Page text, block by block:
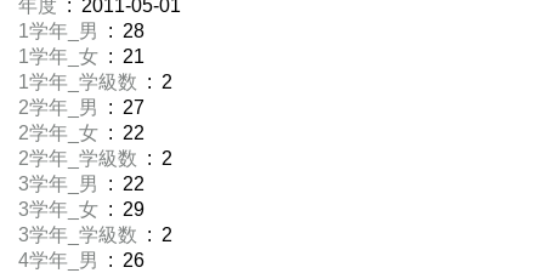
年度 : 2011-05-01
1学年_男
: 28
1学年_女 : 21
1学年_学級数 : 2
2学年_男
: 27
2学年_女 : 22
2学年_学級数 : 2
3学年_男
: 22
3学年_女 : 29
3学年_学級数 : 2
4学年_男
: 26